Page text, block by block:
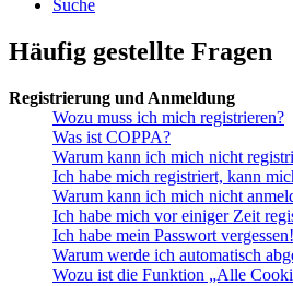
Suche
Häufig gestellte Fragen
Registrierung und Anmeldung
Wozu muss ich mich registrieren?
Was ist COPPA?
Warum kann ich mich nicht
Ich habe mich registriert, kann
Warum kann ich mich nicht
Ich habe mich vor einiger Zeit
Ich habe mein Passwort vergessen!
Warum werde ich automatisch
Wozu ist die Funktion „Alle